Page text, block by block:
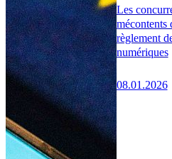
Les
mécontents
règlement
numériques
08.01.2026